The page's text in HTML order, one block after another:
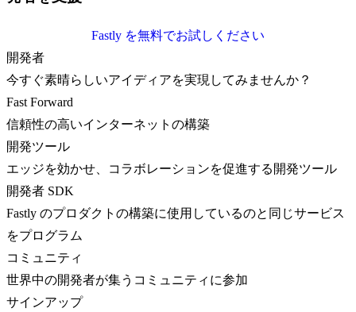
Fastly を無料でお試しください
開発者
今すぐ素晴らしいアイディアを実現してみませんか？
Fast Forward
信頼性の高いインターネットの構築
開発ツール
エッジを効かせ、コラボレーションを促進する開発ツール
開発者 SDK
Fastly のプロダクトの構築に使用しているのと同じサービス
をプログラム
コミュニティ
世界中の開発者が集うコミュニティに参加
サインアップ